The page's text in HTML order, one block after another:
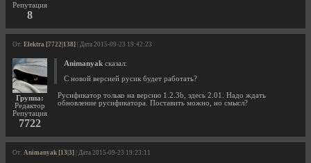
Репутация
8
От: Elektra [7722|138] | Дата 2015-09-23 19:42:23
Группа:
Редактор
Репутация
7722
Animanyak сказал:
С новой версией русик будет работать?
Русификатор только на версию 1.2.3b, здесь 2.01. Надо ждать
обновление русификатора. Поставить можно, но смысл?
От: Animanyak [13|3] | Дата 2015-09-23 19:23:11